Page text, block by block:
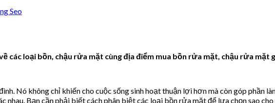
Seo
các loại bồn, chậu rửa mặt cùng địa điểm mua bồn rửa mặt, chậu rửa mặt
Nó không chỉ khiến cho cuộc sống sinh hoạt thuận lợi hơn mà còn góp phần
nhau. Bạn cần phải biết cách phân biệt các loại bồn rửa mặt để lựa chọn sao